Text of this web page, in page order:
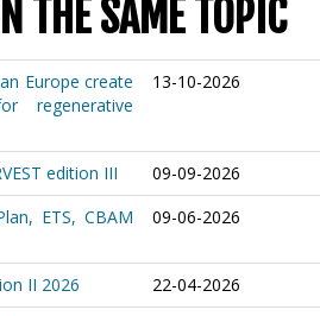
THE SAME TOPIC
Europe create
regenerative
13-10-2026
edition III
09-09-2026
ETS, CBAM
09-06-2026
II 2026
22-04-2026